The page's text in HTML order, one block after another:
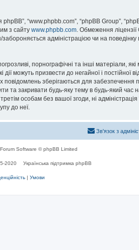
“www.phpbb.com”, “phpBB Group”,
з сайту www.phpbb.com. Обмеження
адміністрацією чи на
порнографічні та інші матеріали,
можуть призвести до негайної і
зберігаються для забезпечення
та закривати будь-яку тему в будь-який час
особам без вашої згоди, ні
до неї.
Зв'язок з
Software © phpBB Limited
2020 Українська підтримка phpBB
| Умови